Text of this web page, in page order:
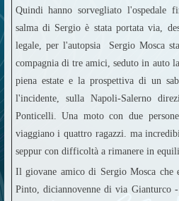
Quindi hanno sorvegliato l'ospedale
salma di Sergio è stata portata via,
legale, per l'autopsia Sergio Mosca
compagnia di tre amici, seduto in auto
piena estate e la prospettiva di un
l'incidente, sulla Napoli-Salerno
Ponticelli. Una moto con due
viaggiano i quattro ragazzi. ma
seppur con difficoltà a rimanere in
Il giovane amico di Sergio Mosca che
Pinto, diciannovenne di via